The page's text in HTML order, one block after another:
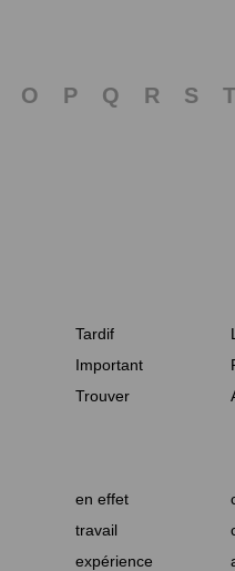
O P Q R S T
Tardif
Important
Trouver
en effet
travail
expérience